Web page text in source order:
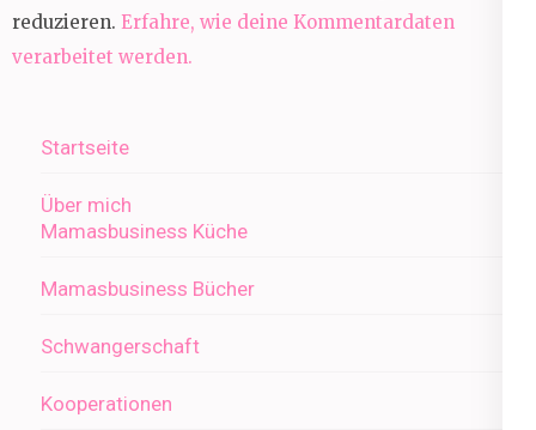
reduzieren. Erfahre, wie deine Kommentardaten
verarbeitet werden.
Startseite
Über mich
Mamasbusiness Küche
Mamasbusiness Bücher
Schwangerschaft
Kooperationen